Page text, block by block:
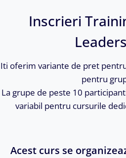
Inscrieri
Iti oferim variante de pret
pentru
La grupe de peste 10
variabil pentru cursurile
Acest curs se